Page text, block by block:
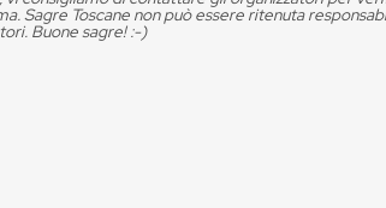
Sagre Toscane non può essere ritenuta
Buone sagre! :-)